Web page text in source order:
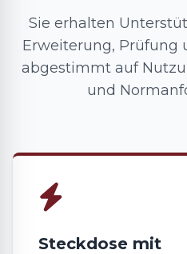
Sie erhalten
Erweiterung, Prüfung
abgestimmt auf
und
Steckdose mit